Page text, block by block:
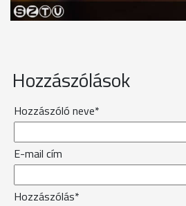
Hozzászólások
Hozzászóló neve*
E-mail cím
Hozzászólás*